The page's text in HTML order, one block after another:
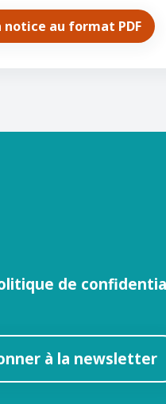
notice au format PDF
de
à la newsletter